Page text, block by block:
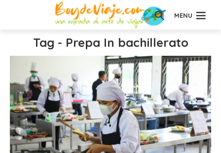
MENU
Tag - Prepa In bachillerato